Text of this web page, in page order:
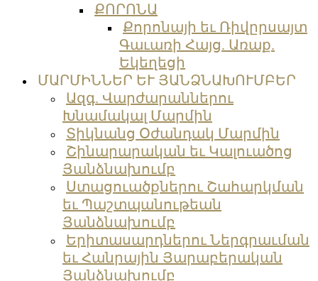
ՔՈՐՈՆԱ
Քորոնայի եւ Ռիվըրսայտ
Գաւառի Հայց. Առաք.
Եկեղեցի
ՄԱՐՄԻՆՆԵՐ ԵՒ ՅԱՆՁՆԱԽՈՒՄԲԵՐ
Ազգ. Վարժարաններու
Խնամակալ Մարմին
Տիկնանց Օժանդակ Մարմին
Շինարարական եւ Կալուածոց
Յանձնախումբ
Ստացուածքներու Շահարկման
եւ Պաշտպանութեան
Յանձնախումբ
Երիտասարդներու Ներգրաւման
եւ Հանրային Յարաբերական
Յանձնախումբ